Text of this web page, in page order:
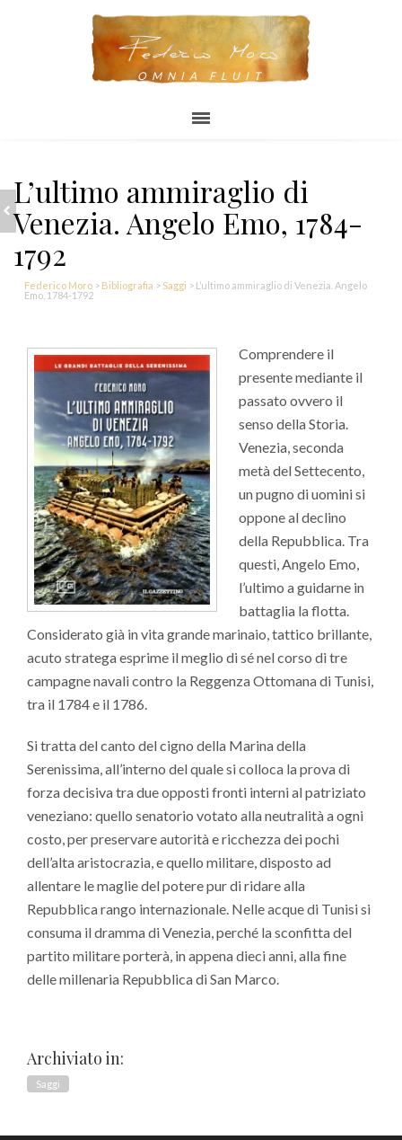
OMNIA FLUIT
L’ultimo ammiraglio di
Venezia. Angelo Emo, 1784-
1792
Federico Moro > Bibliografia > Saggi > L’ultimo ammiraglio di Venezia. Angelo
Emo, 1784-1792
Comprendere il
presente mediante il
passato ovvero il
senso della Storia.
Venezia, seconda
metà del Settecento,
un pugno di uomini si
oppone al declino
della Repubblica. Tra
questi, Angelo Emo,
l’ultimo a guidarne in
battaglia la flotta.
Considerato già in vita grande marinaio, tattico brillante,
acuto stratega esprime il meglio di sé nel corso di tre
campagne navali contro la Reggenza Ottomana di Tunisi,
tra il 1784 e il 1786.
Si tratta del canto del cigno della Marina della
Serenissima, all’interno del quale si colloca la prova di
forza decisiva tra due opposti fronti interni al patriziato
veneziano: quello senatorio votato alla neutralità a ogni
costo, per preservare autorità e ricchezza dei pochi
dell’alta aristocrazia, e quello militare, disposto ad
allentare le maglie del potere pur di ridare alla
Repubblica rango internazionale. Nelle acque di Tunisi si
consuma il dramma di Venezia, perché la sconfitta del
partito militare porterà, in appena dieci anni, alla fine
delle millenaria Repubblica di San Marco.
Archiviato in:
Saggi
VENEZIA E
FINE, L’EPOPEA DI